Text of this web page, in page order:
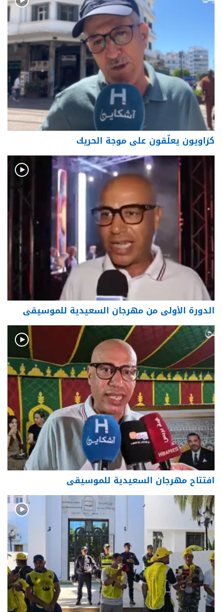
كزاويون يعلّقون على موجة الحريك
الدورة الأولى من مهرجان السعيدية للموسيقى
افتتاح مهرجان السعيدية للموسيقى